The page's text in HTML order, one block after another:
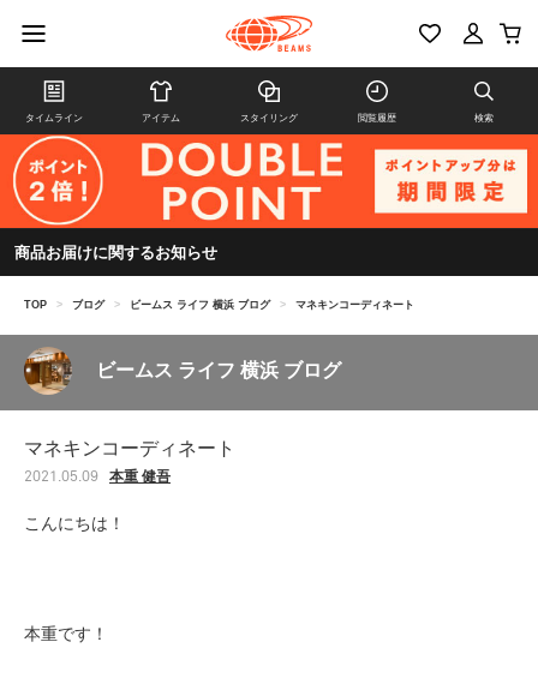
タイムライン アイテム スタイリング 閲覧履歴 検索
商品お届けに関するお知らせ
TOP > ブログ > ビームス ライフ 横浜 ブログ > マネキンコーディネート
ビームス ライフ 横浜 ブログ
マネキンコーディネート
2021.05.09 本重 健吾
こんにちは！
本重です！